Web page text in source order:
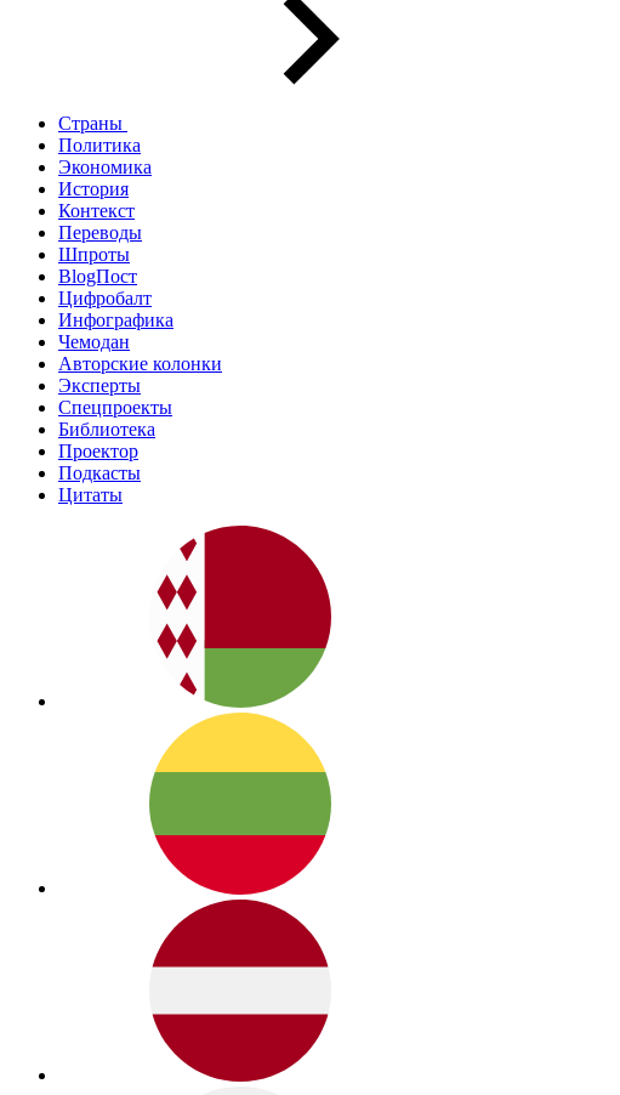
Страны
Политика
Экономика
История
Контекст
Переводы
Шпроты
BlogПост
Цифробалт
Инфографика
Чемодан
Авторские колонки
Эксперты
Спецпроекты
Библиотека
Проектор
Подкасты
Цитаты